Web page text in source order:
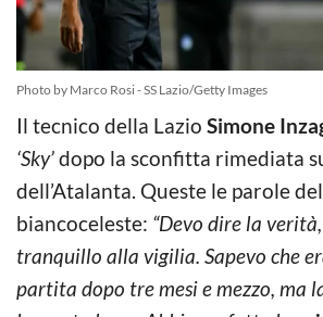
Photo by Marco Rosi - SS Lazio/Getty Images
Il tecnico della Lazio Simone
‘Sky’dopo la sconfitta rimediata
dell’Atalanta. Queste le parole
biancoceleste: “Devo dire la
tranquillo alla vigilia. Sapevo che
partita dopo tre mesi e mezzo, ma